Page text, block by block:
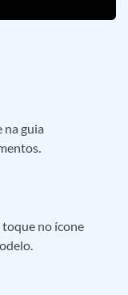
na guia
toque no ícone